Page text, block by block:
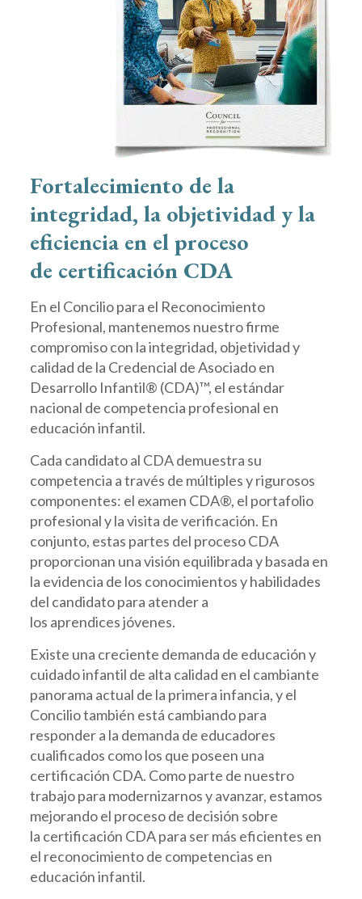
Fortalecimiento de la
integridad, la objetividad y la
eficiencia en el proceso
de certificación CDA
En el Concilio para el Reconocimiento
Profesional, mantenemos nuestro firme
compromiso con la integridad, objetividad y
calidad de la Credencial de Asociado en
Desarrollo Infantil® (CDA)™, el estándar
nacional de competencia profesional en
educación infantil.
Cada candidato al CDA demuestra su
competencia a través de múltiples y rigurosos
componentes: el examen CDA®, el portafolio
profesional y la visita de verificación. En
conjunto, estas partes del proceso CDA
proporcionan una visión equilibrada y basada en
la evidencia de los conocimientos y habilidades
del candidato para atender a
los aprendices jóvenes.
Existe una creciente demanda de educación y
cuidado infantil de alta calidad en el cambiante
panorama actual de la primera infancia, y el
Concilio también está cambiando para
responder a la demanda de educadores
cualificados como los que poseen una
certificación CDA. Como parte de nuestro
trabajo para modernizarnos y avanzar, estamos
mejorando el proceso de decisión sobre
la certificación CDA para ser más eficientes en
el reconocimiento de competencias en
educación infantil.